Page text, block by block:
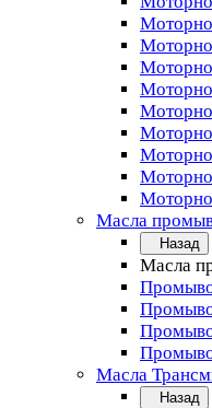
Масла
Назад
Масла
Масла
Назад